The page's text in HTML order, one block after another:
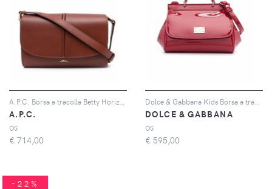
A.P.C.
OS
€ 714,00
DOLCE & GABBANA
OS
€ 595,00
-22%